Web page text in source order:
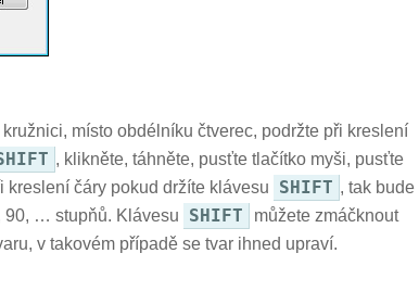
místo obdélníku čtverec, podržte při kreslení
, klikněte, táhněte, pusťte tlačítko myši, pusťte
kreslení čáry pokud držíte klávesu SHIFT , tak bude
90, … stupňů. Klávesu
SHIFT
můžete zmáčknout
v takovém případě se tvar ihned upraví.